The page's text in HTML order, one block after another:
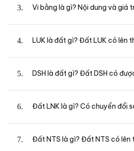
Vi bằng là gì? Nội dung và giá
LUK là đất gì? Đất LUK có lên
DSH là đất gì? Đất DSH có
Đất LNK là gì? Có chuyển đổi
Đất NTS là gì? Đất NTS có lên